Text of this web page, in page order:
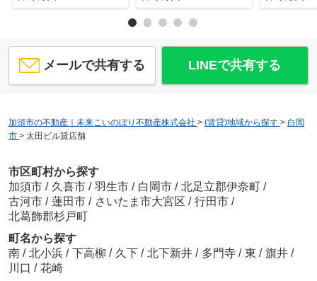
メールで共有する LINEで共有する
加須市の不動産｜未来こいのぼり不動産株式会社 > (賃貸)地域から探す > 白岡
市 > 太田ビル貸店舗
市区町村から探す
加須市 / 久喜市 / 羽生市 / 白岡市 / 北足立郡伊奈町 /
古河市 / 蓮田市 / さいたま市大宮区 / 行田市 /
北葛飾郡杉戸町
町名から探す
南 / 北小浜 / 下高柳 / 久下 / 北下新井 / 多門寺 / 東 / 旗井 /
川口 / 花崎